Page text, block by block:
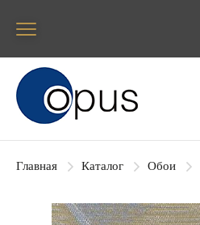
Блок поиска
Главная Каталог Обои